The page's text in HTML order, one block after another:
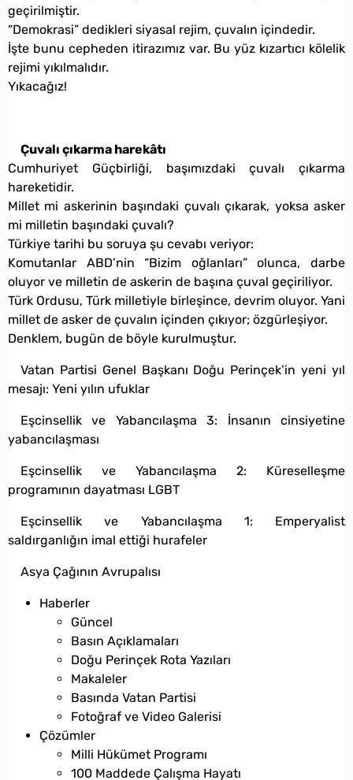
geçirilmiştir.
“Demokrasi” dedikleri siyasal rejim, çuvalın içindedir.
İşte bunu cepheden itirazımız var. Bu yüz kızartıcı kölelik
rejimi yıkılmalıdır.
Yıkacağız!
Çuvalı çıkarma harekâtı
Cumhuriyet Güçbirliği, başımızdaki çuvalı çıkarma
hareketidir.
Millet mi askerinin başındaki çuvalı çıkarak, yoksa asker
mi milletin başındaki çuvalı?
Türkiye tarihi bu soruya şu cevabı veriyor:
Komutanlar ABD’nin “Bizim oğlanları” olunca, darbe
oluyor ve milletin de askerin de başına çuval geçiriliyor.
Türk Ordusu, Türk milletiyle birleşince, devrim oluyor. Yani
millet de asker de çuvalın içinden çıkıyor; özgürleşiyor.
Denklem, bugün de böyle kurulmuştur.
Vatan Partisi Genel Başkanı Doğu Perinçek’in yeni yıl
mesajı: Yeni yılın ufuklar
Eşcinsellik ve Yabancılaşma 3: İnsanın cinsiyetine
yabancılaşması
Eşcinsellik ve Yabancılaşma 2: Küreselleşme
programının dayatması LGBT
Eşcinsellik ve Yabancılaşma 1: Emperyalist
saldırganlığın imal ettiği hurafeler
Asya Çağının Avrupalısı
Haberler
Güncel
Basın Açıklamaları
Doğu Perinçek Rota Yazıları
Makaleler
Basında Vatan Partisi
Fotoğraf ve Video Galerisi
Çözümler
Milli Hükümet Programı
100 Maddede Çalışma Hayatı